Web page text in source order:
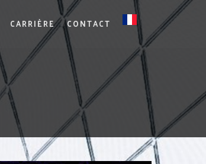
CARRIÈRE CONTACT